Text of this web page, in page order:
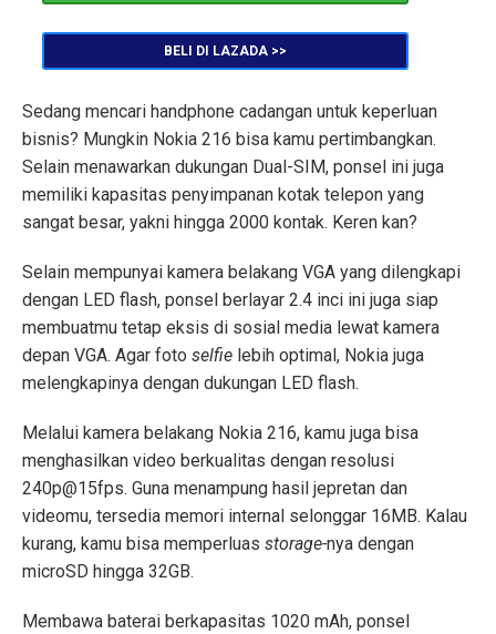
BELI DI LAZADA >>
Sedang mencari handphone cadangan untuk keperluan
bisnis? Mungkin Nokia 216 bisa kamu pertimbangkan.
Selain menawarkan dukungan Dual-SIM, ponsel ini juga
memiliki kapasitas penyimpanan kotak telepon yang
sangat besar, yakni hingga 2000 kontak. Keren kan?
Selain mempunyai kamera belakang VGA yang dilengkapi
dengan LED flash, ponsel berlayar 2.4 inci ini juga siap
membuatmu tetap eksis di sosial media lewat kamera
depan VGA. Agar foto selfie lebih optimal, Nokia juga
melengkapinya dengan dukungan LED flash.
Melalui kamera belakang Nokia 216, kamu juga bisa
menghasilkan video berkualitas dengan resolusi
240p@15fps. Guna menampung hasil jepretan dan
videomu, tersedia memori internal selonggar 16MB. Kalau
kurang, kamu bisa memperluas storage-nya dengan
microSD hingga 32GB.
Membawa baterai berkapasitas 1020 mAh, ponsel